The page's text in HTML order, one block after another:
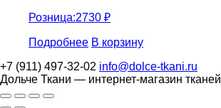
Розница:2730 ₽
Подробнее В корзину
+7 (911) 497-32-02 info@dolce-tkani.ru
Дольче Ткани — интернет-магазин тканей